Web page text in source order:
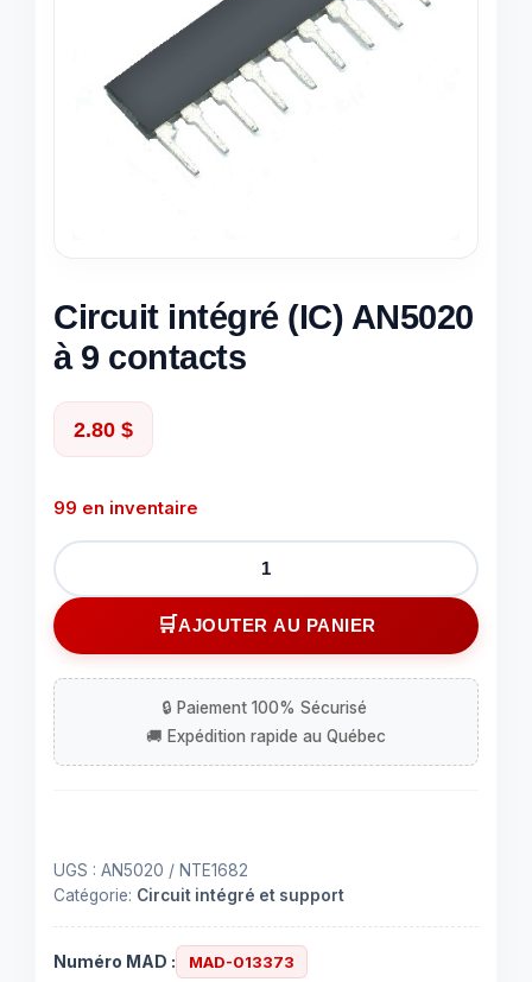
Circuit intégré (IC) AN5020
à 9 contacts
2.80 $
99 en inventaire
quantité
de
Circuit
intégré
AN5020
à
9
AJOUTER AU PANIER
UGS : AN5020 / NTE1682
Catégorie: Circuit intégré et support
Numéro MAD : MAD-013373